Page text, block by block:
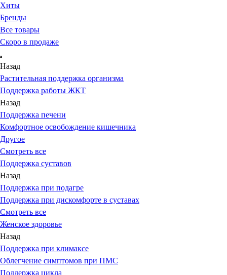
Хиты
Бренды
Все товары
Скоро в продаже
Назад
Растительная поддержка организма
Поддержка работы ЖКТ
Назад
Поддержка печени
Комфортное освобождение кишечника
Другое
Смотреть все
Поддержка суставов
Назад
Поддержка при подагре
Поддержка при дискомфорте в суставах
Смотреть все
Женское здоровье
Назад
Поддержка при климаксе
Облегчение симптомов при ПМС
Поддержка цикла